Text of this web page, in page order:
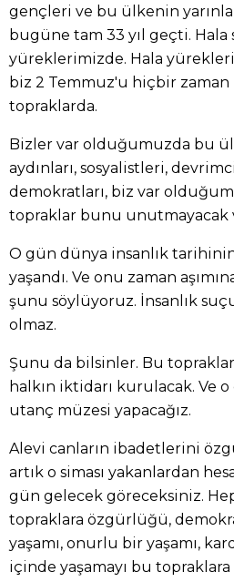
gençleri ve bu ülkenin
bugüne tam 33 yıl geçti. Hala
yüreklerimizde. Hala
biz 2 Temmuz'u hiçbir
topraklarda.
Bizler var olduğumuzda bu
aydınları, sosyalistleri,
demokratları, biz var
topraklar bunu unutmayacak
O gün dünya insanlık
yaşandı. Ve onu zaman
şunu söylüyoruz. İnsanlık
olmaz.
Şunu da bilsinler. Bu
halkın iktidarı kurulacak. Ve
utanç müzesi yapacağız.
Alevi canların ibadetlerini
artık o siması yakanlardan
gün gelecek göreceksiniz.
topraklara özgürlüğü,
yaşamı, onurlu bir yaşamı,
içinde yaşamayı bu